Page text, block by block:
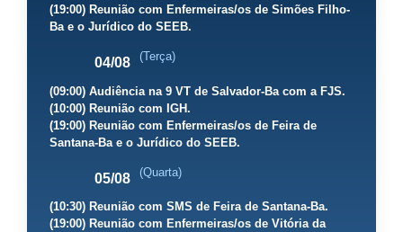
(19:00) Reunião com Enfermeiras/os de Simões Filho-
Ba e o Jurídico do SEEB.
04/08 (Terça)
(09:00) Audiência na 9 VT de Salvador-Ba com a FJS.
(10:00) Reunião com IGH.
(19:00) Reunião com Enfermeiras/os de Feira de
Santana-Ba e o Jurídico do SEEB.
05/08 (Quarta)
(10:30) Reunião com SMS de Feira de Santana-Ba.
(19:00) Reunião com Enfermeiras/os de Vitória da